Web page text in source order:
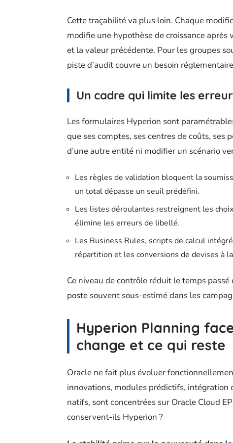
Cette traçabilité va plus loin. Chaque
modifie une hypothèse de croissance
et la valeur précédente. Pour les groupes
piste d’audit couvre un besoin
Un cadre qui limite les
Les formulaires Hyperion sont
que ses comptes, ses centres de coûts, ses
d’une autre entité ni modifier un scénario
Les règles de validation bloquent la
un total dépasse un seuil prédéfini.
Les listes déroulantes restreignent les
élimine les erreurs de libellé.
Les Business Rules, scripts de calcul
répartition et les conversions de devises à
Ce niveau de contrôle réduit le temps
poste souvent sous-estimé dans les
Hyperion Planning
change et ce qui reste
Oracle ne fait plus évoluer
innovations, modules prédictifs,
natifs, sont concentrées sur Oracle Cloud
conservent-ils Hyperion ?